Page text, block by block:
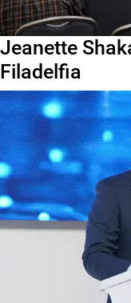
Jeanette
Filadelfia